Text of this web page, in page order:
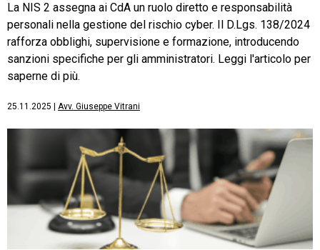
La NIS 2 assegna ai CdA un ruolo diretto e responsabilità
personali nella gestione del rischio cyber. Il D.Lgs. 138/2024
rafforza obblighi, supervisione e formazione, introducendo
sanzioni specifiche per gli amministratori. Leggi l'articolo per
saperne di più.
25.11.2025 Avv. Giuseppe Vitrani